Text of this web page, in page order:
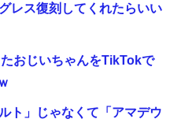
レス復刻してくれたらいい
おじいちゃんをTikTokで
ト」じゃなくて「アマデウ